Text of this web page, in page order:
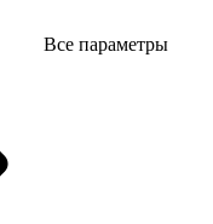
Все параметры